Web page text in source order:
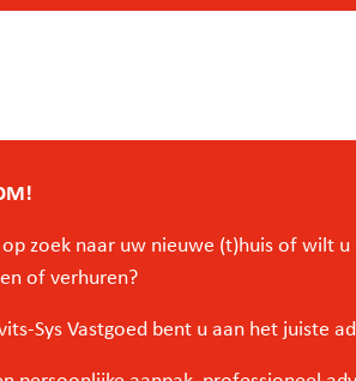
zoek naar uw nieuwe (t)huis of wilt
of verhuren?
Sys Vastgoed bent u aan het juiste